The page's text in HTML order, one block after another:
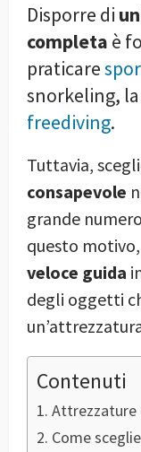
Disporre di
completa è
praticare
snorkeling,
freediving.
Tuttavia,
consapevole
grande
questo
veloce guida
degli oggetti
Contenuti
Attrezzature
Come